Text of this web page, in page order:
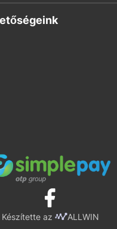
Készítette az ALLWIN